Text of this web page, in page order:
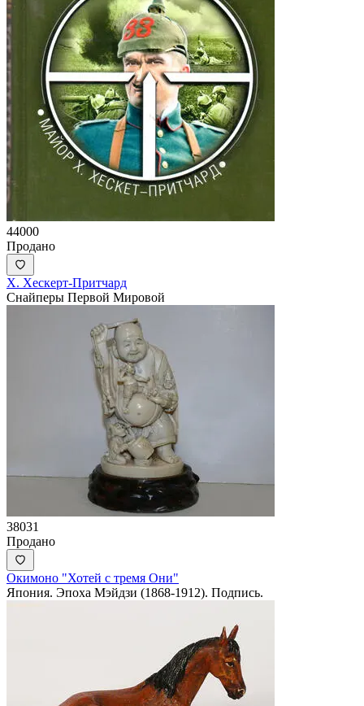
44000
Продано
Х. Хескерт-Притчард
Снайперы Первой Мировой
38031
Продано
Окимоно "Хотей с тремя Они"
Япония. Эпоха Мэйдзи (1868-1912). Подпись.